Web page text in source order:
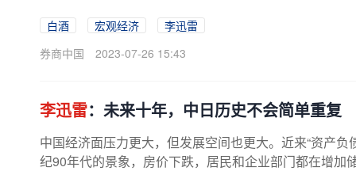
白酒 宏观经济
李迅雷
券商中国
2023-07-26 15:43
李迅雷：未来十年，中日历史不会简单重复
中国经济面压力更大，但发展空间也更大。近来“资产
纪90年代的景象，房价下跌，居民和企业部门都在增加